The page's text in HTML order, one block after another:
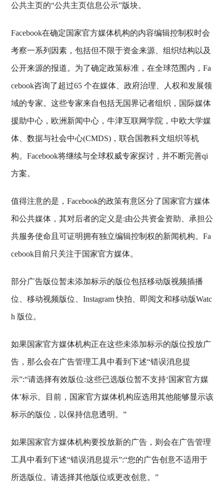
公共主页的“公共主页信息公示”版块。
Facebook在确定国家官方媒体机构的内容编辑控制权时会
考察一系列因素，包括但不限于资金来源、组织结构以及
公开来源的报道。为了确定政策标准，在全球范围内， Fa
cebook咨询了超过65 个在媒体、政府治理、人权和发展领
域的专家。这些专家来自包括无国界记者组织，国际媒体
援助中心，欧洲新闻中心，牛津互联网学院，中欧大学媒
体、数据与社会中心(CMDS)，联合国教科文组织等机
构。 Facebook将继续与全球权威专家探讨，并不断完善qi
方案。
值得注意的是， Facebook的政策有意区分了国家官方媒体
和公共媒体，其对后者的定义是:由公共资金资助、承担公
共服务使命且可证明拥有独立编辑控制权的新闻机构。Fa
cebook目前只关注于国家官方媒体。
部分广告版位暂未添加标示的版位包括移动版视频插播
位、移动视频版位、Instagram 快拍、即阅文和移动版Watc
h 版位。
如果国家官方媒体机构正在这些未添加标示的版位投放广
告，那么会在广告管理工具中看到下述“错误消息提
示”:“请选择有效版位:这些已选版位暂不支持‘国家官方媒
体’标示。目前，国家官方媒体机构应选用其他能够显示该
标示的版位，以保持信息透明。”
如果国家官方媒体机构要投放新的广告，则会在广告管理
工具中看到下述“错误消息提示”:“您的广告创意不适用于
所选版位。请选择其他版位或更改创意。”